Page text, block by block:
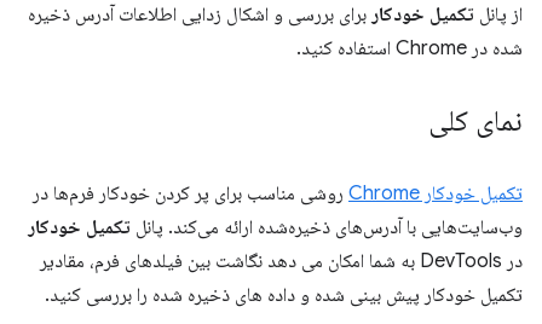
از پانل تکمیل خودکار برای بررسی و اشکال زدایی اطلاعات آدرس ذخیره
شده در Chrome استفاده کنید.
نمای کلی
تکمیل خودکار Chrome
روشی مناسب برای پر کردن خودکار فرم‌ها در
وب‌سایت‌هایی با آدرس‌های ذخیره‌شده ارائه می‌کند. پانل تکمیل خودکار
در DevTools به شما امکان می دهد نگاشت بین فیلدهای فرم، مقادیر
تکمیل خودکار پیش بینی شده و داده های ذخیره شده را بررسی کنید.